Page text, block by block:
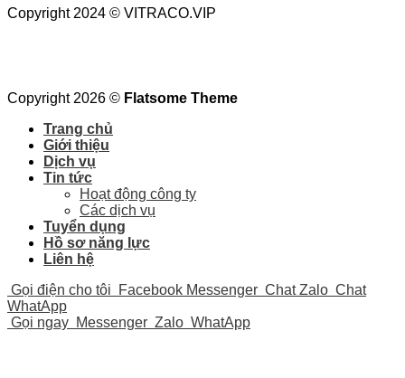
Copyright 2024 © VITRACO.VIP
Copyright 2026 © Flatsome Theme
Trang chủ
Giới thiệu
Dịch vụ
Tin tức
Hoạt động công ty
Các dịch vụ
Tuyển dụng
Hồ sơ năng lực
Liên hệ
Gọi điện cho tôi
Facebook Messenger Chat Zalo Chat
WhatApp
Gọi ngay Messenger Zalo WhatApp